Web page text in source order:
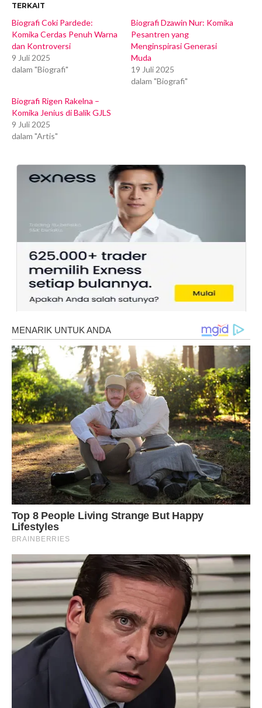
TERKAIT
Biografi Coki Pardede:
Komika Cerdas Penuh Warna
dan Kontroversi
9 Juli 2025
dalam "Biografi"
Biografi Dzawin Nur: Komika
Pesantren yang
Menginspirasi Generasi
Muda
19 Juli 2025
dalam "Biografi"
Biografi Rigen Rakelna –
Komika Jenius di Balik GJLS
9 Juli 2025
dalam "Artis"